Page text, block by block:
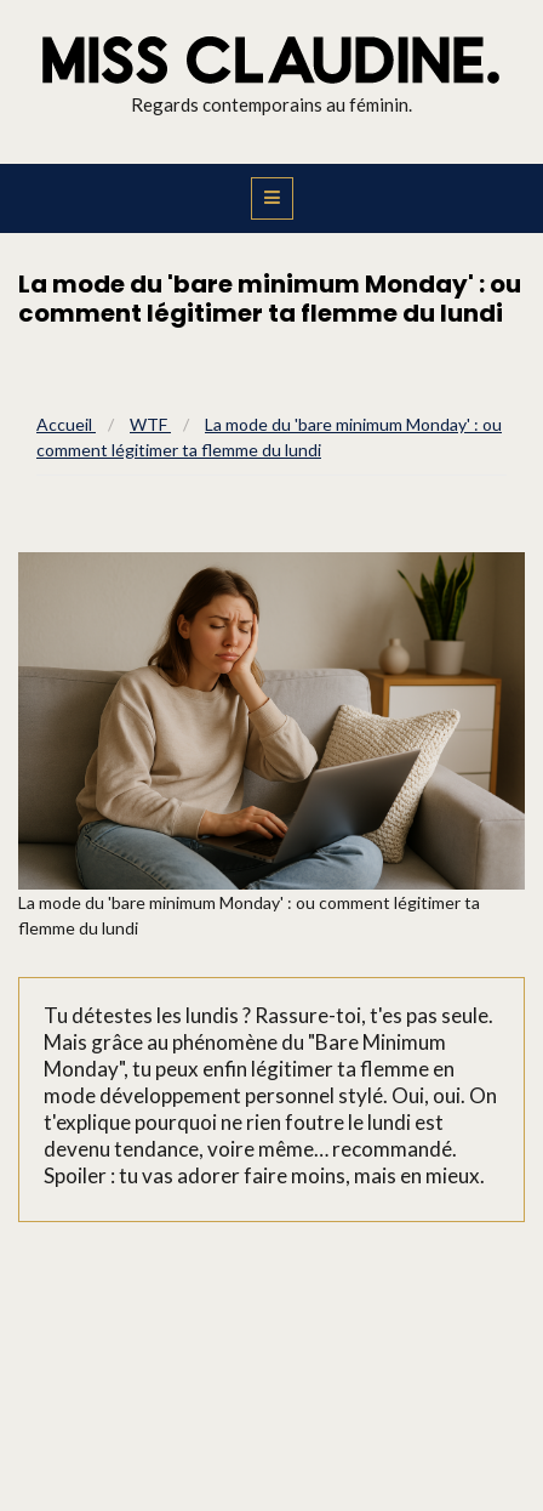
Regards contemporains au féminin.
La mode du 'bare minimum Monday' : ou
comment légitimer ta flemme du lundi
Accueil / WTF /
La mode du 'bare minimum Monday' : ou
comment légitimer ta flemme du lundi
La mode du 'bare minimum Monday' : ou comment légitimer ta
flemme du lundi
Tu détestes les lundis ? Rassure-toi, t'es pas seule.
Mais grâce au phénomène du "Bare Minimum
Monday", tu peux enfin légitimer ta flemme en
mode développement personnel stylé. Oui, oui. On
t'explique pourquoi ne rien foutre le lundi est
devenu tendance, voire même… recommandé.
Spoiler : tu vas adorer faire moins, mais en mieux.